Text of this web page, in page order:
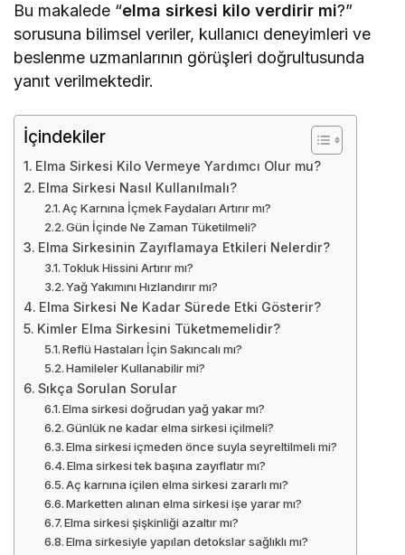
Bu makalede “elma sirkesi kilo verdirir mi?”
sorusuna bilimsel veriler, kullanıcı deneyimleri ve
beslenme uzmanlarının görüşleri doğrultusunda
yanıt verilmektedir.
İçindekiler
Elma Sirkesi Kilo Vermeye Yardımcı Olur mu?
Elma Sirkesi Nasıl Kullanılmalı?
Aç Karnına İçmek Faydaları Artırır mı?
Gün İçinde Ne Zaman Tüketilmeli?
Elma Sirkesinin Zayıflamaya Etkileri Nelerdir?
Tokluk Hissini Artırır mı?
Yağ Yakımını Hızlandırır mı?
Elma Sirkesi Ne Kadar Sürede Etki Gösterir?
Kimler Elma Sirkesini Tüketmemelidir?
Reflü Hastaları İçin Sakıncalı mı?
Hamileler Kullanabilir mi?
Sıkça Sorulan Sorular
Elma sirkesi doğrudan yağ yakar mı?
Günlük ne kadar elma sirkesi içilmeli?
Elma sirkesi içmeden önce suyla seyreltilmeli mi?
Elma sirkesi tek başına zayıflatır mı?
Aç karnına içilen elma sirkesi zararlı mı?
Marketten alınan elma sirkesi işe yarar mı?
Elma sirkesi şişkinliği azaltır mı?
Elma sirkesiyle yapılan detokslar sağlıklı mı?